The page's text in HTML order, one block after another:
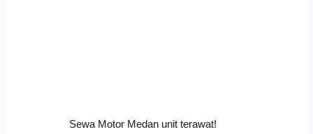
Sewa Motor Medan unit terawat!